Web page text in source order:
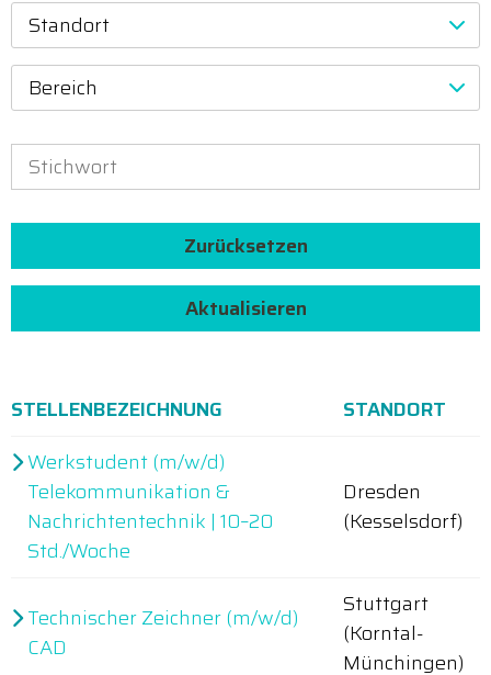
Standort
Bereich
Zurücksetzen
Aktualisieren
STELLENBEZEICHNUNG
STANDORT
Werkstudent (m/w/d)
Telekommunikation &
Nachrichtentechnik | 10–20
Std./Woche
Dresden
(Kesselsdorf)
Technischer Zeichner (m/w/d)
CAD
Stuttgart
(Korntal-
Münchingen)